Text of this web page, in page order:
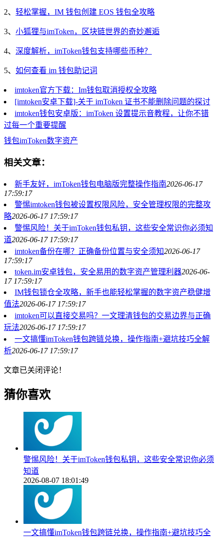
2、 轻松掌握，IM 钱包创建 EOS 钱包全攻略
3、 小狐狸与imToken，区块链世界的奇妙邂逅
4、 深度解析，imToken钱包支持哪些币种？
5、 如何查看 im 钱包助记词
imtoken官方下载：Im钱包取消授权全攻略
[imtoken安卓下载]-关于 imToken 证书不能删除问题的探讨
imtoken钱包安卓版：imToken 设置提示音教程，让你不错
过每一个重要提醒
钱包imToken数字资产
相关文章：
新手友好，imToken钱包电脑版完整操作指南2026-06-17
17:59:17
警惕imtoken钱包被设置权限风险，安全管理权限的完整攻
略2026-06-17 17:59:17
警惕风险！关于imToken钱包私钥，这些安全常识你必须知
道2026-06-17 17:59:17
imtoken备份在哪？正确备份位置与安全须知2026-06-17
17:59:17
token.im安卓钱包，安全易用的数字资产管理利器2026-06-
17 17:59:17
IM钱包锁仓全攻略，新手也能轻松掌握的数字资产稳健增
值法2026-06-17 17:59:17
imtoken可以直接交易吗？一文理清钱包的交易边界与正确
玩法2026-06-17 17:59:17
一文搞懂imToken钱包跨链兑换，操作指南+避坑技巧全解
析2026-06-17 17:59:17
文章已关闭评论！
猜你喜欢
警惕风险！关于imToken钱包私钥，这些安全常识你必须
知道
2026-08-07 18:01:49
一文搞懂imToken钱包跨链兑换，操作指南+避坑技巧全